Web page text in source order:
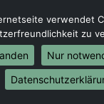
nach Berlin
nach
nach
verwendet
zu
Nur